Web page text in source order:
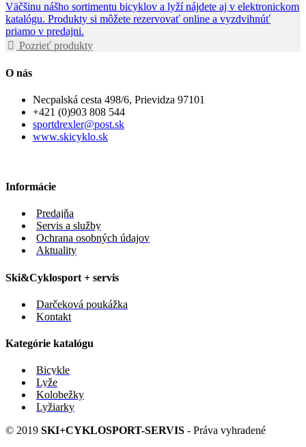
Väčšinu nášho sortimentu bicyklov a lyží nájdete aj v elektronickom
katalógu. Produkty si môžete rezervovať online a vyzdvihnúť
priamo v predajni.
Pozrieť produkty
O nás
Necpalská cesta 498/6, Prievidza 97101
+421 (0)903 808 544
sportdrexler@post.sk
www.skicyklo.sk
Informácie
Predajňa
Servis a služby
Ochrana osobných údajov
Aktuality
Ski&Cyklosport + servis
Darčeková poukážka
Kontakt
Kategórie katalógu
Bicykle
Lyže
Kolobežky
Lyžiarky
© 2019 SKI+CYKLOSPORT-SERVIS - Práva vyhradené